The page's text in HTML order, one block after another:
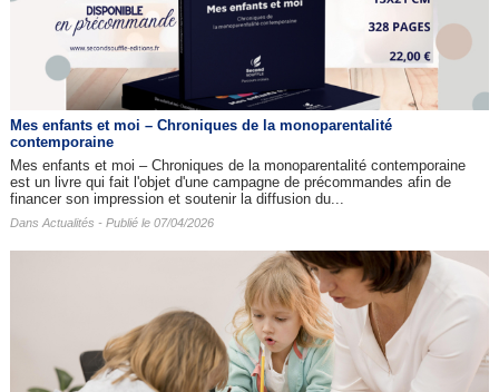
Mes enfants et moi – Chroniques de la monoparentalité
contemporaine
Mes enfants et moi – Chroniques de la monoparentalité contemporaine
est un livre qui fait l'objet d'une campagne de précommandes afin de
financer son impression et soutenir la diffusion du...
Dans Actualités - Publié le 07/04/2026